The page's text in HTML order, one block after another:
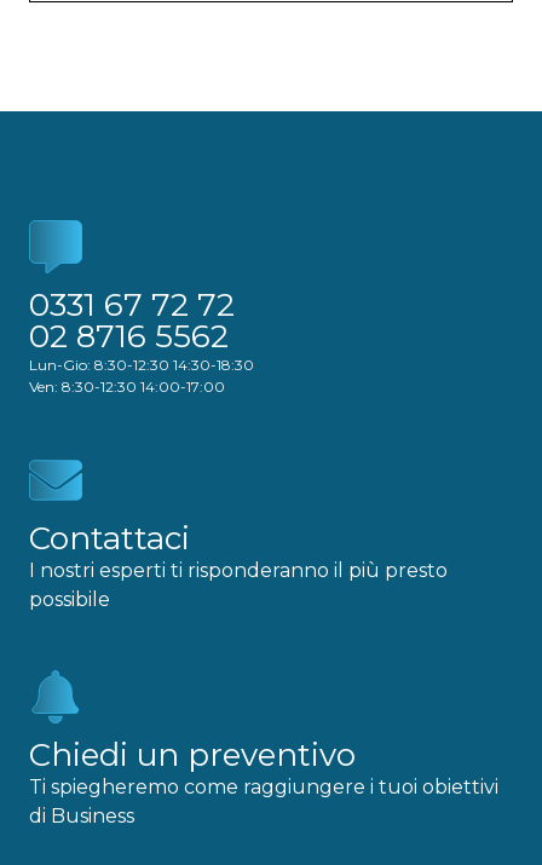
0331 67 72 72
02 8716 5562
Lun-Gio: 8:30-12:30 14:30-18:30
Ven: 8:30-12:30 14:00-17:00
Contattaci
I nostri esperti ti risponderanno il più presto
possibile
Chiedi un preventivo
Ti spiegheremo come raggiungere i tuoi obiettivi
di Business